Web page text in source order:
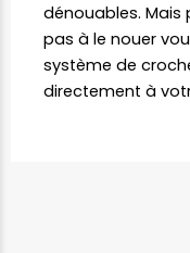
dénouables. Mais
pas à le nouer
système de
directement à